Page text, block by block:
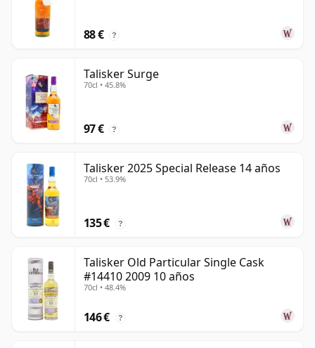
88 € ?
Talisker Surge
70cl • 45.8%
97 € ?
Talisker 2025 Special Release 14 años
70cl • 53.9%
135 € ?
Talisker Old Particular Single Cask
#14410 2009 10 años
70cl • 48.4%
146 € ?